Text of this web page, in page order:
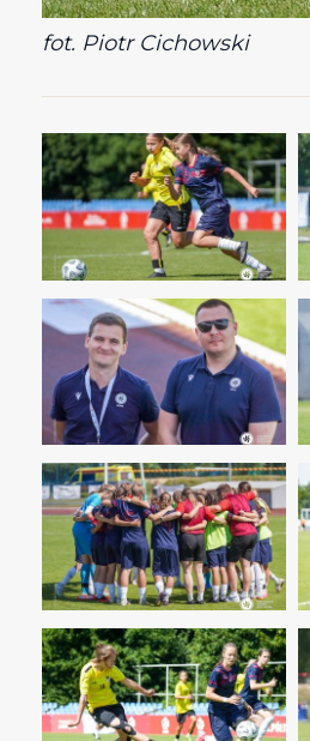
fot. Piotr Cichowski